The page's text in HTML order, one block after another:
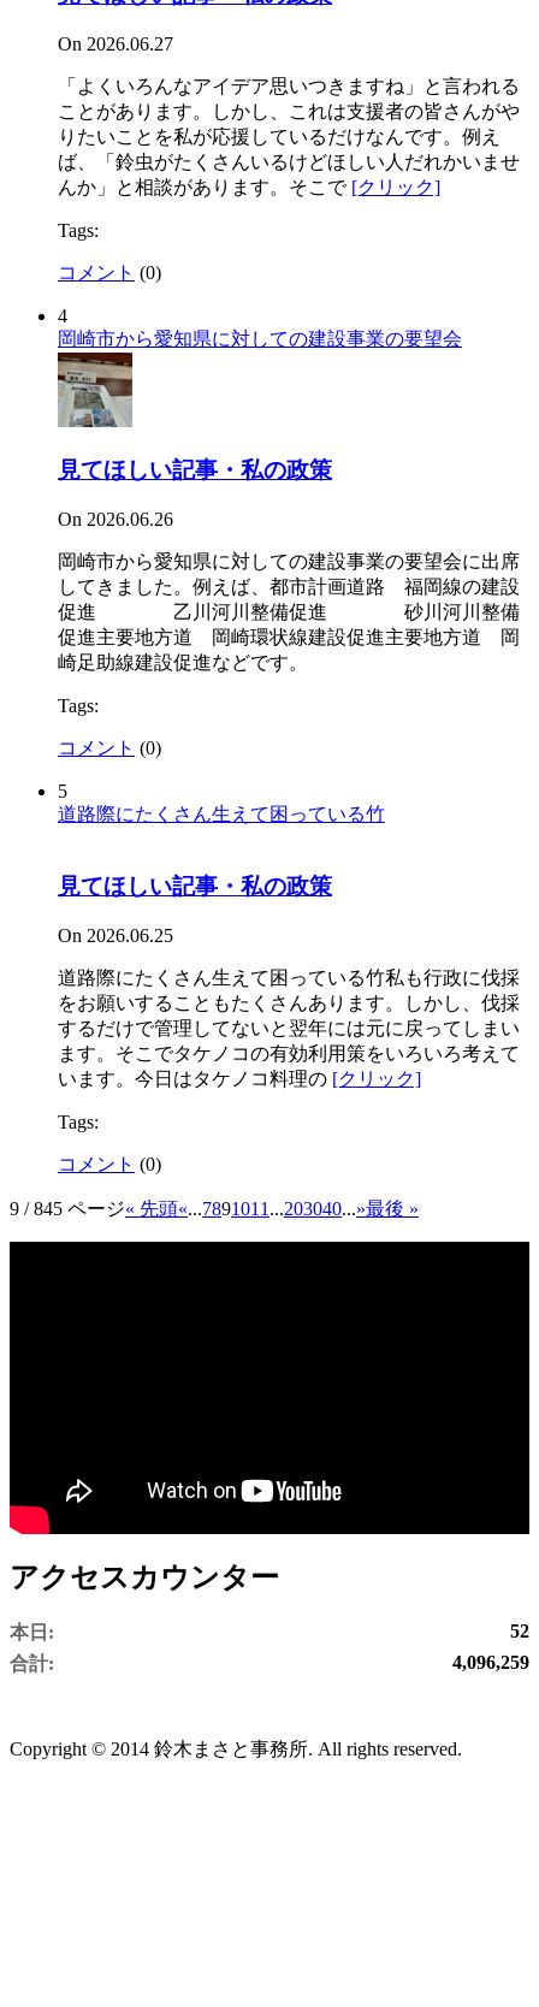
On 2026.06.27
「よくいろんなアイデア思いつきますね」と言われる
ことがあります。しかし、これは支援者の皆さんがや
りたいことを私が応援しているだけなんです。例え
ば、「鈴虫がたくさんいるけどほしい人だれかいませ
んか」と相談があります。そこで [クリック]
Tags:
コメント (0)
4
岡崎市から愛知県に対しての建設事業の要望会
見てほしい記事・私の政策
On 2026.06.26
岡崎市から愛知県に対しての建設事業の要望会に出席
してきました。例えば、都市計画道路 福岡線の建設
促進 乙川河川整備促進 砂川河川整備
促進主要地方道 岡崎環状線建設促進主要地方道 岡
崎足助線建設促進などです。
Tags:
コメント (0)
5
道路際にたくさん生えて困っている竹
見てほしい記事・私の政策
On 2026.06.25
道路際にたくさん生えて困っている竹私も行政に伐採
をお願いすることもたくさんあります。しかし、伐採
するだけで管理してないと翌年には元に戻ってしまい
ます。そこでタケノコの有効利用策をいろいろ考えて
います。今日はタケノコ料理の [クリック]
Tags:
コメント (0)
9 / 845 ページ« 先頭«...7891011 ...203040...»最後 »
アクセスカウンター
本日:
52
合計:
4,096,259
Copyright © 2014 鈴木まさと事務所. All rights reserved.